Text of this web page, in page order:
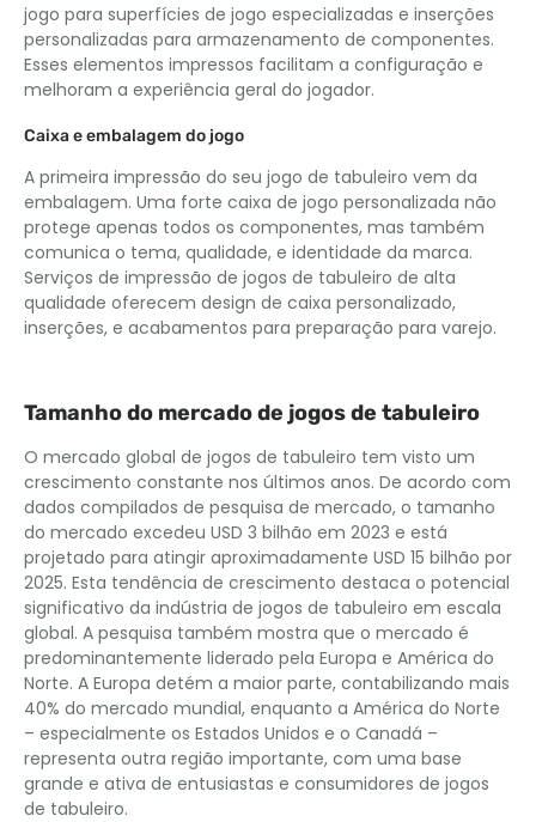
jogo para superfícies de jogo especializadas e inserções
personalizadas para armazenamento de componentes.
Esses elementos impressos facilitam a configuração e
melhoram a experiência geral do jogador.
Caixa e embalagem do jogo
A primeira impressão do seu jogo de tabuleiro vem da
embalagem. Uma forte caixa de jogo personalizada não
protege apenas todos os componentes, mas também
comunica o tema, qualidade, e identidade da marca.
Serviços de impressão de jogos de tabuleiro de alta
qualidade oferecem design de caixa personalizado,
inserções, e acabamentos para preparação para varejo.
Tamanho do mercado de jogos de tabuleiro
O mercado global de jogos de tabuleiro tem visto um
crescimento constante nos últimos anos. De acordo com
dados compilados de pesquisa de mercado, o tamanho
do mercado excedeu USD 3 bilhão em 2023 e está
projetado para atingir aproximadamente USD 15 bilhão por
2025. Esta tendência de crescimento destaca o potencial
significativo da indústria de jogos de tabuleiro em escala
global. A pesquisa também mostra que o mercado é
predominantemente liderado pela Europa e América do
Norte. A Europa detém a maior parte, contabilizando mais
40% do mercado mundial, enquanto a América do Norte
– especialmente os Estados Unidos e o Canadá –
representa outra região importante, com uma base
grande e ativa de entusiastas e consumidores de jogos
de tabuleiro.